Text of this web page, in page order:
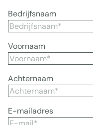
Bedrijfsnaam
Voornaam
Achternaam
E-mailadres